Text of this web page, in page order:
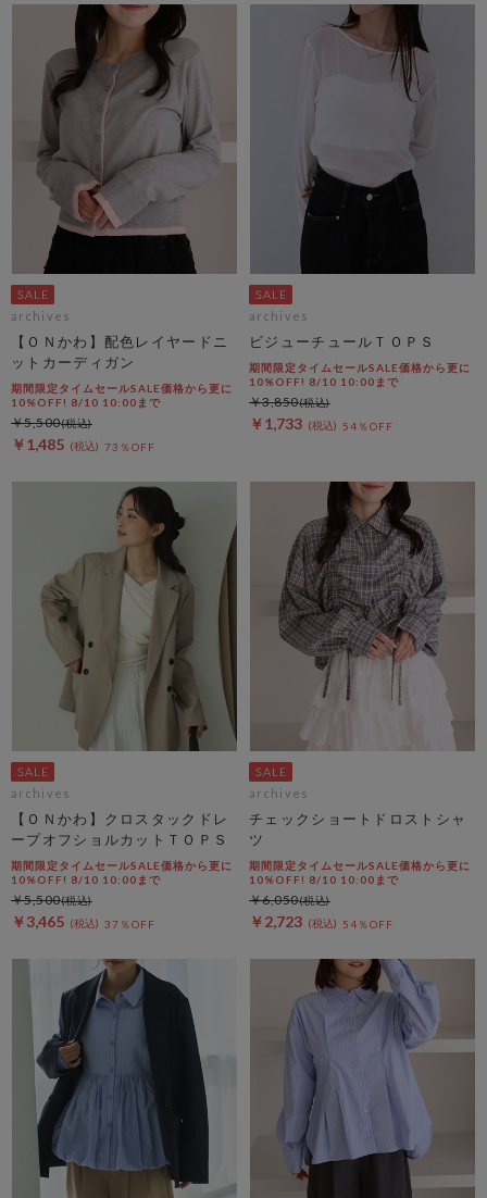
archives
【ＯＮかわ】配色レイヤードニ
ットカーディガン
期間限定タイムセールSALE価格から更に
10%OFF! 8/10 10:00まで
￥1,485 73％OFF
￥5,500
archives
ビジューチュールＴＯＰＳ
期間限定タイムセールSALE価格から更に
10%OFF! 8/10 10:00まで
￥1,733 54％OFF
￥3,850
archives
【ＯＮかわ】クロスタックドレ
ープオフショルカットＴＯＰＳ
期間限定タイムセールSALE価格から更に
10%OFF! 8/10 10:00まで
￥3,465 37％OFF
￥5,500
archives
チェックショートドロストシャ
ツ
期間限定タイムセールSALE価格から更に
10%OFF! 8/10 10:00まで
￥2,723 54％OFF
￥6,050